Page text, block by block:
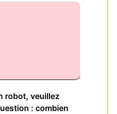
robot, veuillez
: combien